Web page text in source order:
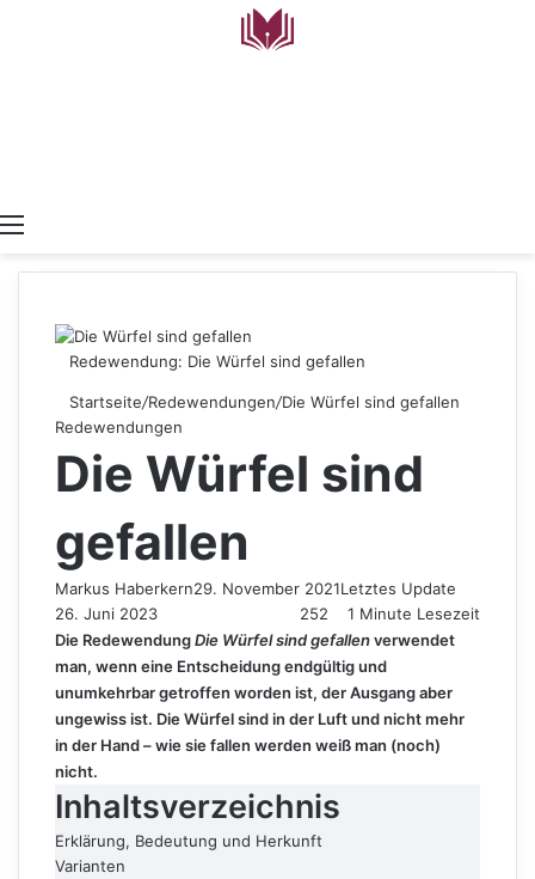
Menü
Redewendung: Die Würfel sind gefallen
Startseite/Redewendungen/Die Würfel sind gefallen
Redewendungen
Die Würfel sind
gefallen
Markus Haberkern29. November 2021Letztes Update
26. Juni 2023
252
1 Minute Lesezeit
Die RedewendungDie Würfel sind gefallenverwendet
man, wenn eine Entscheidung endgültig und
unumkehrbar getroffen worden ist, der Ausgang aber
ungewiss ist. Die Würfel sind in der Luft und nicht mehr
in der Hand – wie sie fallen werden weiß man (noch)
nicht.
Inhaltsverzeichnis
Erklärung, Bedeutung und Herkunft
Varianten